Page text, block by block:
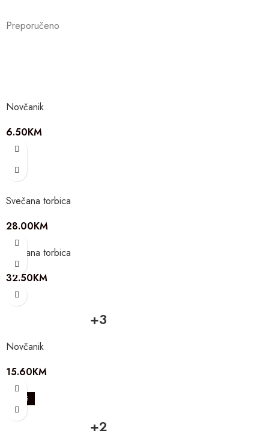
Preporučeno
Novčanik
6.50KM
Svečana torbica
28.00KM
Svečana torbica
32.50KM
+3
Novčanik
15.60KM
-20%
+2